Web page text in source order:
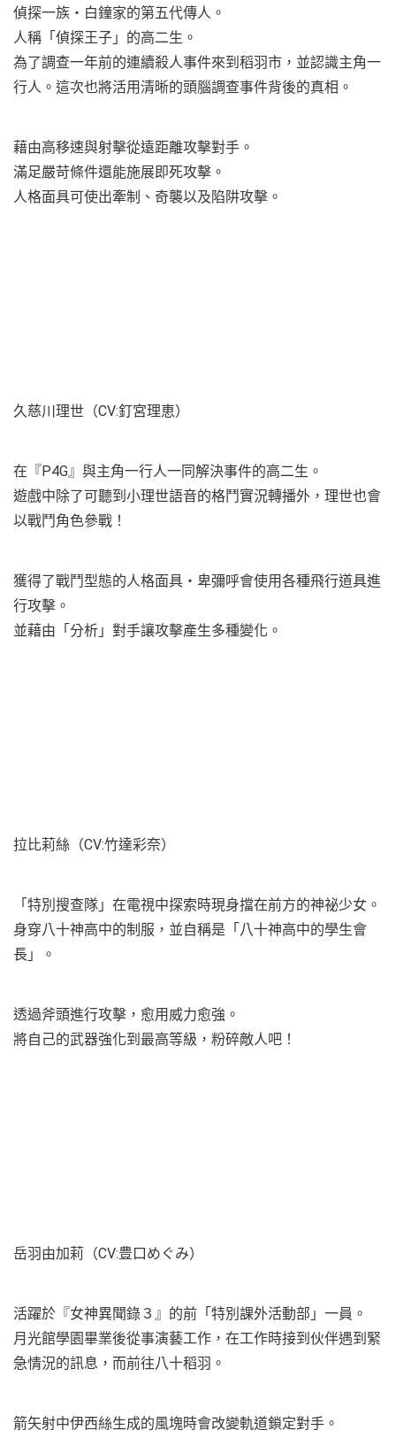
偵探一族・白鐘家的第五代傳人。
人稱「偵探王子」的高二生。
為了調查一年前的連續殺人事件來到稻羽市，並認識主角一
行人。這次也將活用清晰的頭腦調查事件背後的真相。
藉由高移速與射擊從遠距離攻擊對手。
滿足嚴苛條件還能施展即死攻擊。
人格面具可使出牽制、奇襲以及陷阱攻擊。
久慈川理世（CV:釘宮理恵）
在『P4G』與主角一行人一同解決事件的高二生。
遊戲中除了可聽到小理世語音的格鬥實況轉播外，理世也會
以戰鬥角色參戰！
獲得了戰鬥型態的人格面具・卑彌呼會使用各種飛行道具進
行攻擊。
並藉由「分析」對手讓攻擊產生多種變化。
拉比莉絲（CV:竹達彩奈）
「特別搜查隊」在電視中探索時現身擋在前方的神祕少女。
身穿八十神高中的制服，並自稱是「八十神高中的學生會
長」。
透過斧頭進行攻擊，愈用威力愈強。
將自己的武器強化到最高等級，粉碎敵人吧！
岳羽由加莉（CV:豊口めぐみ）
活躍於『女神異聞錄３』的前「特別課外活動部」一員。
月光館學園畢業後從事演藝工作，在工作時接到伙伴遇到緊
急情況的訊息，而前往八十稻羽。
箭矢射中伊西絲生成的風塊時會改變軌道鎖定對手。